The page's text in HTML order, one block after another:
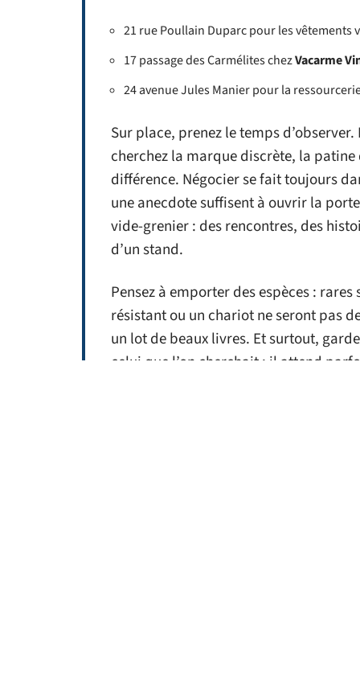
21 rue Poullain Duparc pour les vêtements
17 passage des Carmélites chezVacarme
24 avenue Jules Manier pour la
Sur place, prenez le temps
cherchez la marque discrète, la
différence. Négocier se fait toujours
une anecdote suffisent à ouvrir la
vide-grenier : des rencontres, des
d’un stand.
Pensez à emporter des espèces :
résistant ou un chariot ne seront pas
un lot de beaux livres. Et surtout,
celui que l’on cherchait : il attend